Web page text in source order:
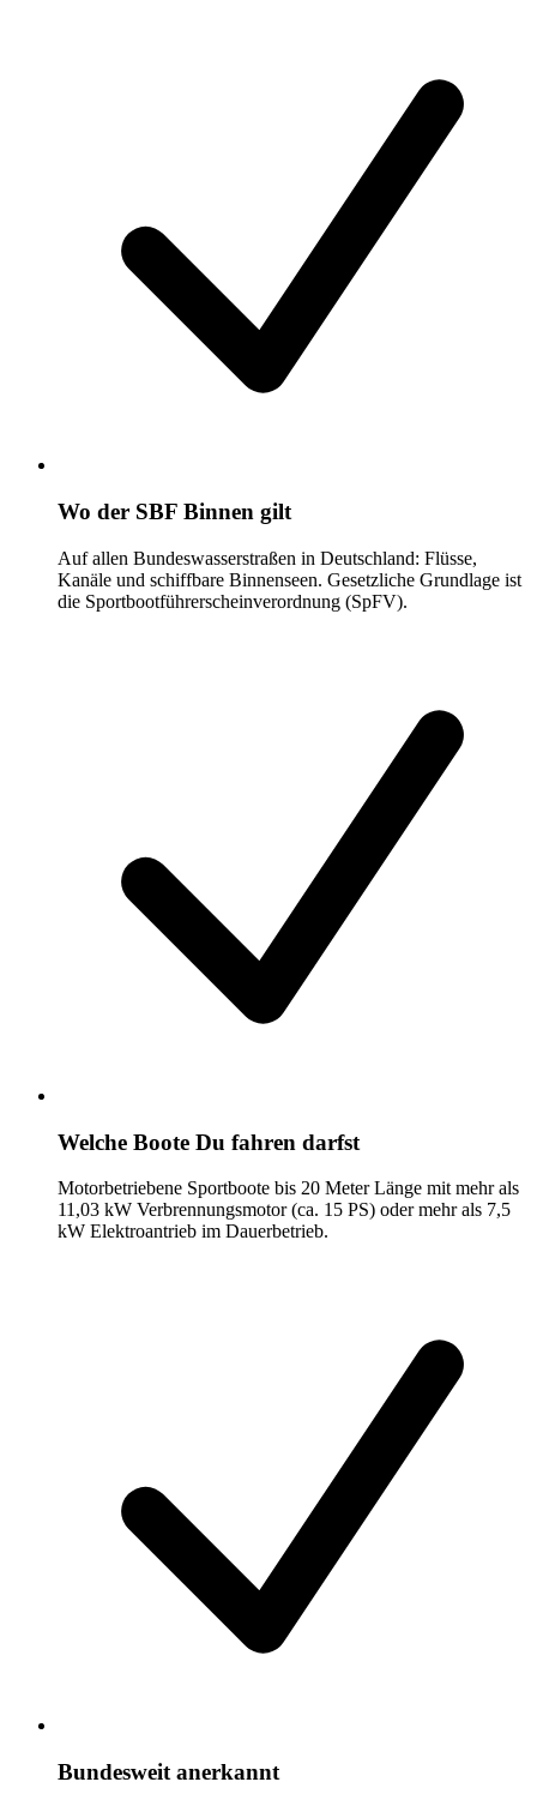
Wo der SBF Binnen gilt
Auf allen Bundeswasserstraßen in Deutschland: Flüsse,
Kanäle und schiffbare Binnenseen. Gesetzliche Grundlage ist
die Sportbootführerscheinverordnung (SpFV).
Welche Boote Du fahren darfst
Motorbetriebene Sportboote bis 20 Meter Länge mit mehr als
11,03 kW Verbrennungsmotor (ca. 15 PS) oder mehr als 7,5
kW Elektroantrieb im Dauerbetrieb.
Bundesweit anerkannt